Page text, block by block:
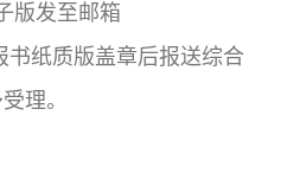
版发至邮箱
书纸质版盖章后报送综合
理。